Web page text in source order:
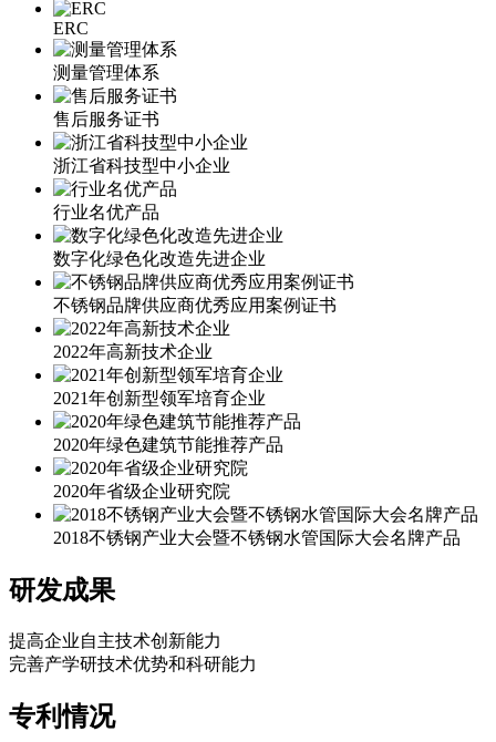
ERC
测量管理体系
售后服务证书
浙江省科技型中小企业
行业名优产品
数字化绿色化改造先进企业
不锈钢品牌供应商优秀应用案例证书
2022年高新技术企业
2021年创新型领军培育企业
2020年绿色建筑节能推荐产品
2020年省级企业研究院
2018不锈钢产业大会暨不锈钢水管国际大会名牌产品
研发成果
提高企业自主技术创新能力
完善产学研技术优势和科研能力
专利情况